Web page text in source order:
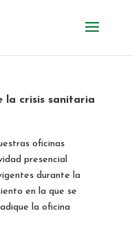
la crisis sanitaria
oficinas
presencial
durante la
en la que se
la oficina